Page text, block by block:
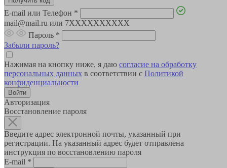
E-mail или Телефон *
mail@mail.ru или 7XXXXXXXXXX
Пароль *
Забыли пароль?
Нажимая на кнопку ниже, я даю согласие на обработку
персональных данных в соответствии с Политикой
конфиденциальности
Авторизация
Восстановление пароля
Введите адрес электронной почты, указанный при
регистрации. На указанный адрес будет отправлена
инструкция по восстановлению пароля
E-mail *